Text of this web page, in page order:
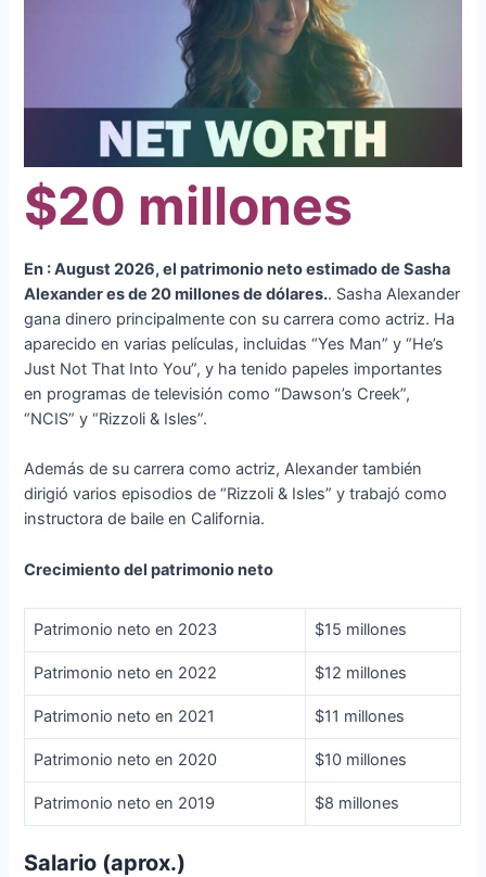
$20 millones
En : August 2026, el patrimonio neto estimado de Sasha
Alexander es de 20 millones de dólares.. Sasha Alexander
gana dinero principalmente con su carrera como actriz. Ha
aparecido en varias películas, incluidas “Yes Man” y “He’s
Just Not That Into You”, y ha tenido papeles importantes
en programas de televisión como “Dawson’s Creek”,
“NCIS” y “Rizzoli & Isles”.
Además de su carrera como actriz, Alexander también
dirigió varios episodios de “Rizzoli & Isles” y trabajó como
instructora de baile en California.
Crecimiento del patrimonio neto
Patrimonio neto en 2023 $15 millones
Patrimonio neto en 2022 $12 millones
Patrimonio neto en 2021 $11 millones
Patrimonio neto en 2020 $10 millones
Patrimonio neto en 2019 $8 millones
Salario (aprox.)